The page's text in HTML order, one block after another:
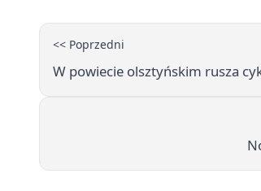
<< Poprzedni
W powiecie olsztyńskim rusza